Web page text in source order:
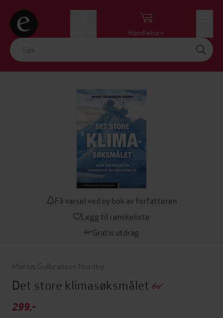
Handlekurv
Få varsel ved ny bok av forfatteren
Legg til i ønskeliste
Gratis utdrag
Marius Gulbranson Nordby
Det store klimasøksmålet
299,-